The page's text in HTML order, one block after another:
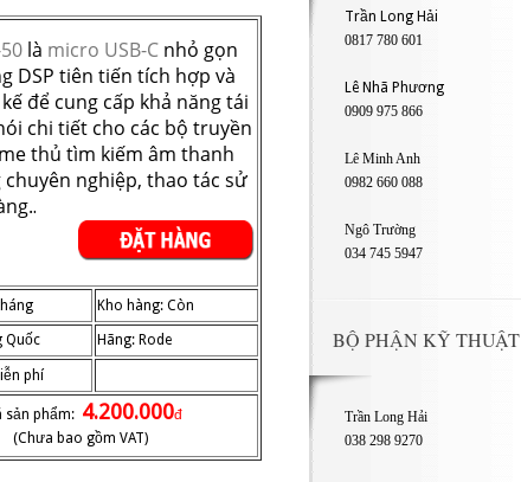
là micro USB-C nhỏ gọn
DSP tiên tiến tích hợp và
để cung cấp khả năng tái
chi tiết cho các bộ truyền
thủ tìm kiếm âm thanh
nghiệp, thao tác sử
.
Kho hàng: Còn
Quốc Hãng: Rode
phí
sản phẩm: 4.200.000đ
(Chưa bao gồm VAT)
Trần Long Hải
0817 780 601
Lê Nhã Phương
0909 975 866
Lê Minh Anh
0982 660 088
Ngô Trường
034 745 5947
BỘ PHẬN KỸ THUẬT
Trần Long Hải
038 298 9270